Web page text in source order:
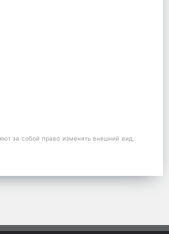
за собой право изменять внешний вид,